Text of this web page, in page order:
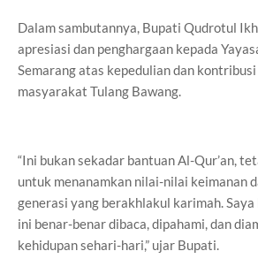
Dalam sambutannya, Bupati Qudrotul
apresiasi dan penghargaan kepada
Semarang atas kepedulian dan
masyarakat Tulang Bawang.
“Ini bukan sekadar bantuan Al-Qur’an,
untuk menanamkan nilai-nilai keimanan
generasi yang berakhlakul karimah. Saya
ini benar-benar dibaca, dipahami, dan
kehidupan sehari-hari,” ujar Bupati.